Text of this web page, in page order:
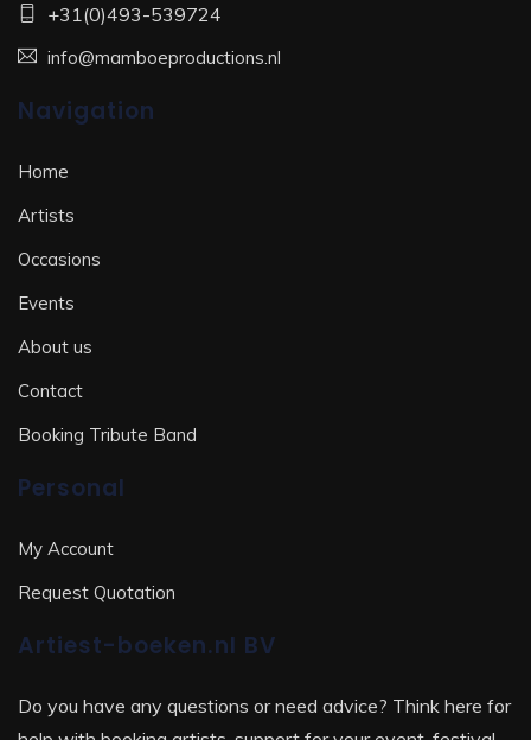
+31(0)493-539724
info@mamboeproductions.nl
Navigation
Home
Artists
Occasions
Events
About us
Contact
Booking Tribute Band
Personal
My Account
Request Quotation
Artiest-boeken.nl BV
Do you have any questions or need advice? Think here for